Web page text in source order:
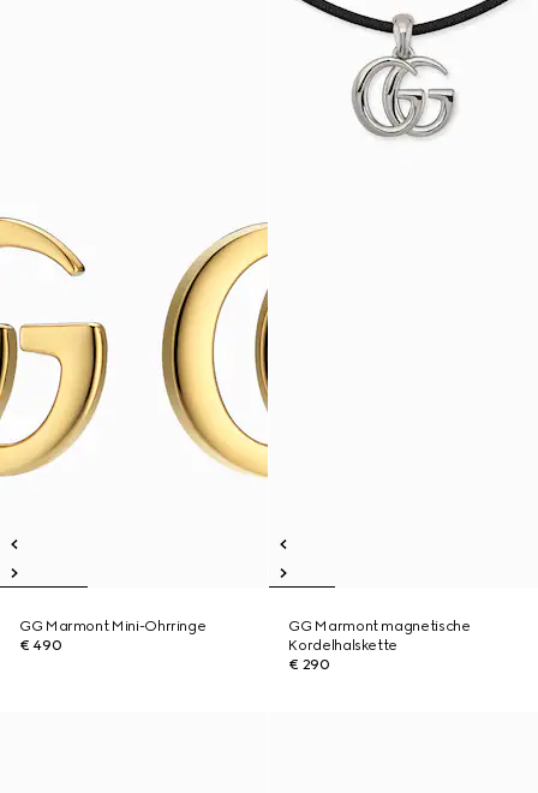
GG Marmont Mini-Ohrringe
€ 490
GG Marmont magnetische
Kordelhalskette
€ 290